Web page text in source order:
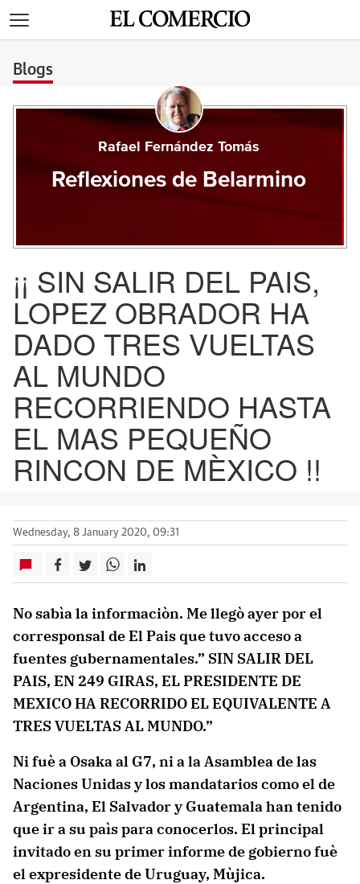
Blogs
Rafael Fernández Tomás
Reflexiones de Belarmino
¡¡ SIN SALIR DEL PAIS,
LOPEZ OBRADOR HA
DADO TRES VUELTAS
AL MUNDO
RECORRIENDO HASTA
EL MAS PEQUEÑO
RINCON DE MÈXICO !!
Wednesday, 8 January 2020, 09:31
No sabìa la informaciòn. Me llegò ayer por el
corresponsal de El Pais que tuvo acceso a
fuentes gubernamentales.” SIN SALIR DEL
PAIS, EN 249 GIRAS, EL PRESIDENTE DE
MEXICO HA RECORRIDO EL EQUIVALENTE A
TRES VUELTAS AL MUNDO.”
Ni fuè a Osaka al G7, ni a la Asamblea de las
Naciones Unidas y los mandatarios como el de
Argentina, El Salvador y Guatemala han tenido
que ir a su paìs para conocerlos. El principal
invitado en su primer informe de gobierno fuè
el expresidente de Uruguay, Mùjica.